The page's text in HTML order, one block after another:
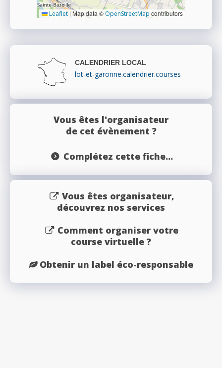
Leaflet|Map data ©OpenStreetMap contributors
CALENDRIER LOCAL
lot-et-garonne.calendrier.courses
Vous êtes l'organisateur
de cet évènement ?
Complétez cette fiche...
Vous êtes organisateur,
découvrez nos services
Comment organiser votre
course virtuelle ?
Obtenir un label éco-responsable